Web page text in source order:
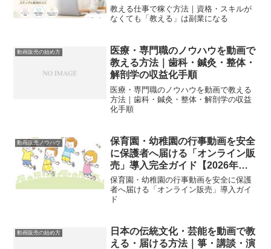
教える仕事で稼ぐ方法｜資格・スキルが
なくても「教える」は副業になる
動画販売の始め方
医療・専門職のノウハウを動画で
教える方法｜歯科・鍼灸・整体・
解剖学の収益化手順
医療・専門職のノウハウを動画で教える
方法｜歯科・鍼灸・整体・解剖学の収益
化手順
動画販売ノウハウ
保育園・幼稚園の行事動画を安全
に保護者へ届ける「オンライン販
売」導入完全ガイド【2026年最
新版】
保育園・幼稚園の行事動画を安全に保護
者へ届ける「オンライン販売」導入ガイ
ド
動画販売の始め方
日本の伝統文化・芸能を動画で教
える・届ける方法｜箏・講談・演